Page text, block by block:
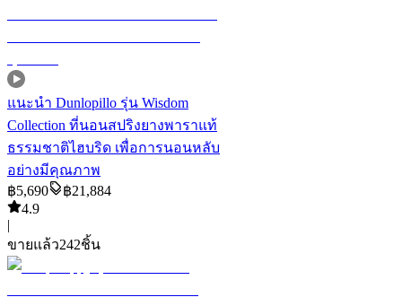
แนะนำ Dunlopillo รุ่น Wisdom
Collection ที่นอนสปริงยางพาราแท้
ธรรมชาติไฮบริด เพื่อการนอนหลับ
อย่างมีคุณภาพ
฿5,690 ฿21,884
4.9
|
ขายแล้ว242ชิ้น